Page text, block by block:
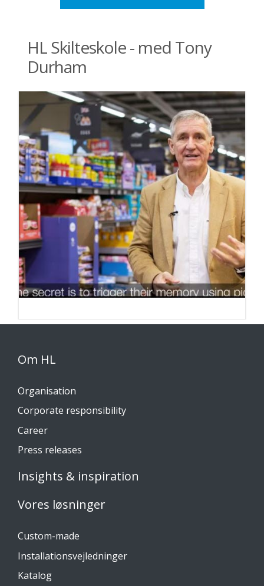
HL Skilteskole - med Tony
Durham
Om HL
Organisation
Corporate responsibility
Career
Press releases
Insights & inspiration
Vores løsninger
Custom-made
Installationsvejledninger
Katalog